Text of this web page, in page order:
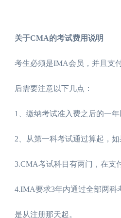
关于CMA的考试费用说明
考生必须是IMA会员，并且支
后需要注意以下几点：
1、缴纳考试准入费之后的一
2、从第一科考试通过算起，
3.CMA考试科目有两门，在支
4.IMA要求3年内通过全部两科
是从注册那天起。